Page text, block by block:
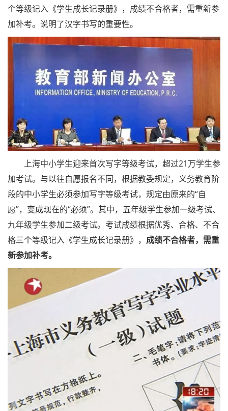
个等级记入《学生成长记录册》，成绩不合格者，需重新参
加补考。说明了汉字书写的重要性。
上海中小学生迎来首次写字等级考试，超过21万学生参
加考试。与以往自愿报名不同，根据教委规定，义务教育阶
段的中小学生必须参加写字等级考试，规定由原来的“自
愿”，变成现在的“必须”。其中，五年级学生参加一级考试、
九年级学生参加二级考试。考试成绩根据优秀、合格、不合
格三个等级记入《学生成长记录册》， 成绩不合格者，需重
新参加补考。